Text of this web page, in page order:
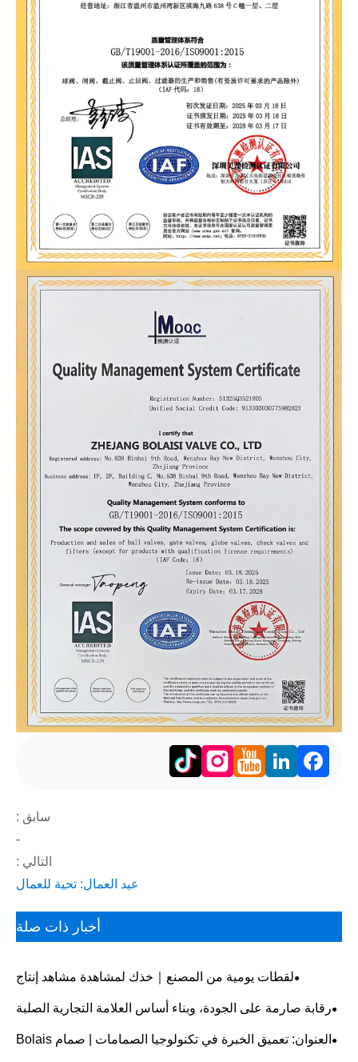
Facebook
LinkedIn
سابق :
-
التالي :
عيد العمال: تحية للعمال
أخبار ذات صلة
لقطات يومية من المصنع｜خذك لمشاهدة مشاهد إنتاج
الصمام الحقيقي
رقابة صارمة على الجودة، وبناء أساس العلامة التجارية الصلبة
العنوان: تعميق الخبرة في تكنولوجيا الصمامات | صمام Bolais